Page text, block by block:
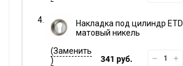
Накладка под цилиндр ETD
матовый никель
341 руб.